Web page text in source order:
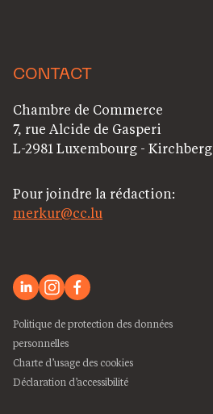
CONTACT
Chambre de Commerce
7, rue Alcide de Gasperi
L-2981 Luxembourg - Kirchberg
Pour joindre la rédaction:
merkur@cc.lu
Politique de protection des données
personnelles
Charte d’usage des cookies
Déclaration d’accessibilité